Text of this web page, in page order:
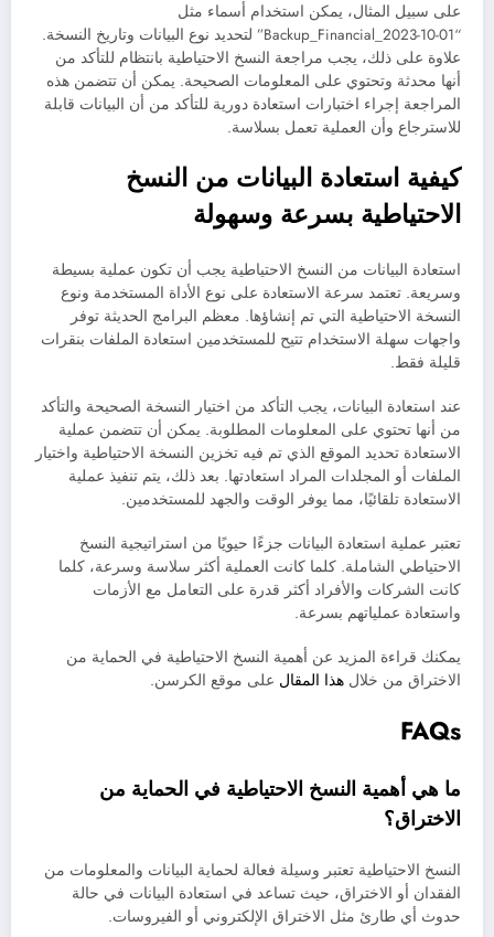
على سبيل المثال، يمكن استخدام أسماء مثل
“Backup_Financial_2023-10-01” لتحديد نوع البيانات وتاريخ النسخة.
علاوة على ذلك، يجب مراجعة النسخ الاحتياطية بانتظام للتأكد من
أنها محدثة وتحتوي على المعلومات الصحيحة. يمكن أن تتضمن هذه
المراجعة إجراء اختبارات استعادة دورية للتأكد من أن البيانات قابلة
للاسترجاع وأن العملية تعمل بسلاسة.
كيفية استعادة البيانات من النسخ
الاحتياطية بسرعة وسهولة
استعادة البيانات من النسخ الاحتياطية يجب أن تكون عملية بسيطة
وسريعة. تعتمد سرعة الاستعادة على نوع الأداة المستخدمة ونوع
النسخة الاحتياطية التي تم إنشاؤها. معظم البرامج الحديثة توفر
واجهات سهلة الاستخدام تتيح للمستخدمين استعادة الملفات بنقرات
قليلة فقط.
عند استعادة البيانات، يجب التأكد من اختيار النسخة الصحيحة والتأكد
من أنها تحتوي على المعلومات المطلوبة. يمكن أن تتضمن عملية
الاستعادة تحديد الموقع الذي تم فيه تخزين النسخة الاحتياطية واختيار
الملفات أو المجلدات المراد استعادتها. بعد ذلك، يتم تنفيذ عملية
الاستعادة تلقائيًا، مما يوفر الوقت والجهد للمستخدمين.
تعتبر عملية استعادة البيانات جزءًا حيويًا من استراتيجية النسخ
الاحتياطي الشاملة. كلما كانت العملية أكثر سلاسة وسرعة، كلما
كانت الشركات والأفراد أكثر قدرة على التعامل مع الأزمات
واستعادة عملياتهم بسرعة.
يمكنك قراءة المزيد عن أهمية النسخ الاحتياطية في الحماية من
الاختراق من خلال هذا المقال على موقع الكرسن.
FAQs
ما هي أهمية النسخ الاحتياطية في الحماية من
الاختراق؟
النسخ الاحتياطية تعتبر وسيلة فعالة لحماية البيانات والمعلومات من
الفقدان أو الاختراق، حيث تساعد في استعادة البيانات في حالة
حدوث أي طارئ مثل الاختراق الإلكتروني أو الفيروسات.